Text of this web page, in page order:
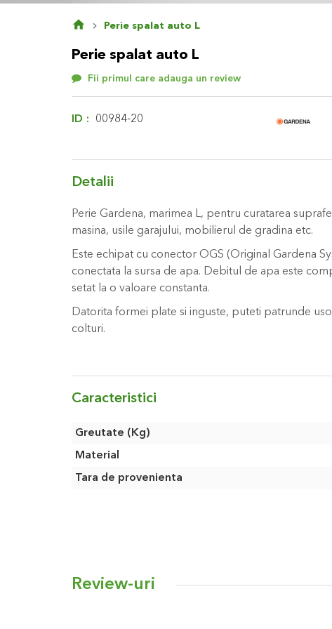
Perie spalat auto L
Perie spalat auto L
Fii primul care adauga un review
ID 00984-20
Detalii
Perie Gardena, marimea L, pentru curatarea
masina, usile garajului, mobilierul de gradina etc.
Este echipat cu conector OGS (Original Gardena
conectata la sursa de apa. Debitul de apa este
setat la o valoare constanta.
Datorita formei plate si inguste, puteti patrunde
colturi.
Caracteristici
Caracteristici
Greutate (Kg)
Material
Tara de provenienta
Review-uri